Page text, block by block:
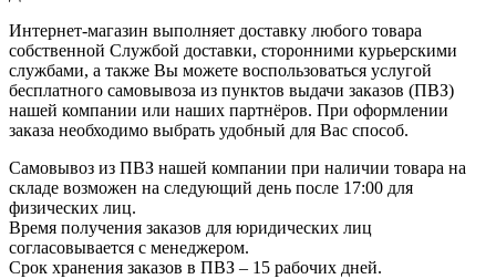
Интернет-магазин выполняет доставку любого товара
собственной Службой доставки, сторонними курьерскими
службами, а также Вы можете воспользоваться услугой
бесплатного самовывоза из пунктов выдачи заказов (ПВЗ)
нашей компании или наших партнёров. При оформлении
заказа необходимо выбрать удобный для Вас способ.
Самовывоз из ПВЗ нашей компании при наличии товара на
складе возможен на следующий день после 17:00 для
физических лиц.
Время получения заказов для юридических лиц
согласовывается с менеджером.
Срок хранения заказов в ПВЗ – 15 рабочих дней.